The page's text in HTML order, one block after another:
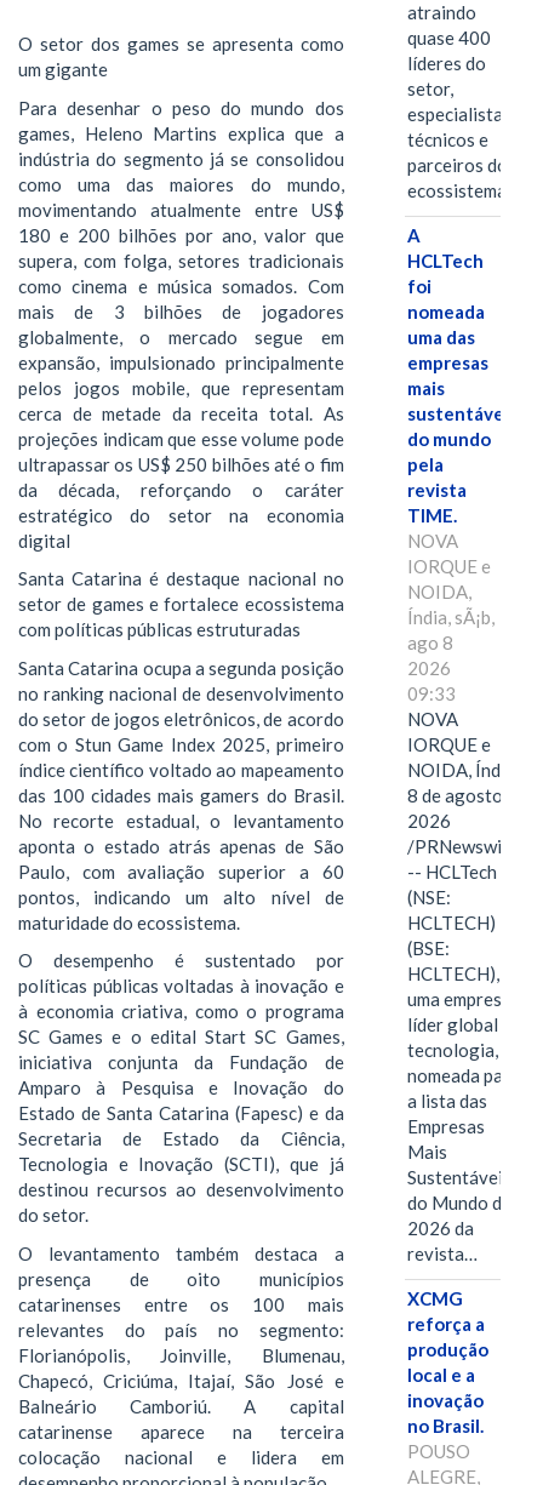
O setor dos games se apresenta como
um gigante
Para desenhar o peso do mundo dos
games, Heleno Martins explica que a
indústria do segmento já se consolidou
como uma das maiores do mundo,
movimentando atualmente entre US$
180 e 200 bilhões por ano, valor que
supera, com folga, setores tradicionais
como cinema e música somados. Com
mais de 3 bilhões de jogadores
globalmente, o mercado segue em
expansão, impulsionado principalmente
pelos jogos mobile, que representam
cerca de metade da receita total. As
projeções indicam que esse volume pode
ultrapassar os US$ 250 bilhões até o fim
da década, reforçando o caráter
estratégico do setor na economia
digital
Santa Catarina é destaque nacional no
setor de games e fortalece ecossistema
com políticas públicas estruturadas
Santa Catarina ocupa a segunda posição
no ranking nacional de desenvolvimento
do setor de jogos eletrônicos, de acordo
com o Stun Game Index 2025, primeiro
índice científico voltado ao mapeamento
das 100 cidades mais gamers do Brasil.
No recorte estadual, o levantamento
aponta o estado atrás apenas de São
Paulo, com avaliação superior a 60
pontos, indicando um alto nível de
maturidade do ecossistema.
O desempenho é sustentado por
políticas públicas voltadas à inovação e
à economia criativa, como o programa
SC Games e o edital Start SC Games,
iniciativa conjunta da Fundação de
Amparo à Pesquisa e Inovação do
Estado de Santa Catarina (Fapesc) e da
Secretaria de Estado da Ciência,
Tecnologia e Inovação (SCTI), que já
destinou recursos ao desenvolvimento
do setor.
O levantamento também destaca a
presença de oito municípios
catarinenses entre os 100 mais
relevantes do país no segmento:
Florianópolis, Joinville, Blumenau,
Chapecó, Criciúma, Itajaí, São José e
Balneário Camboriú. A capital
catarinense aparece na terceira
colocação nacional e lidera em
atraindo
quase 400
líderes do
setor,
especialistas
técnicos e
parceiros do
ecossistema.…
A
HCLTech
foi
nomeada
uma das
empresas
mais
sustentáveis
do mundo
pela
revista
TIME.
NOVA
IORQUE e
NOIDA,
Índia, sÃ¡b,
ago 8
2026
09:33
NOVA
IORQUE e
NOIDA, Índia,
8 de agosto de
2026
/PRNewswire/
-- HCLTech
(NSE:
HCLTECH)
(BSE:
HCLTECH),
uma empresa
líder global em
tecnologia, foi
nomeada para
a lista das
Empresas
Mais
Sustentáveis
do Mundo de
2026 da
revista…
XCMG
reforça a
produção
local e a
inovação
no Brasil.
POUSO
ALEGRE,